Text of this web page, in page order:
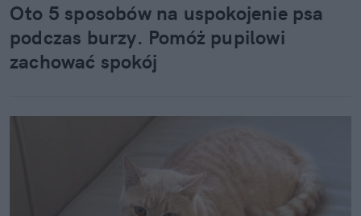
Oto 5 sposobów na uspokojenie psa
podczas burzy. Pomóż pupilowi
zachować spokój